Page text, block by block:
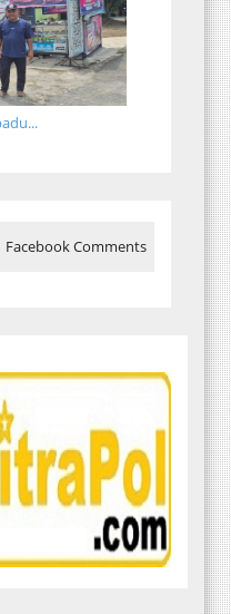
Facebook Comments